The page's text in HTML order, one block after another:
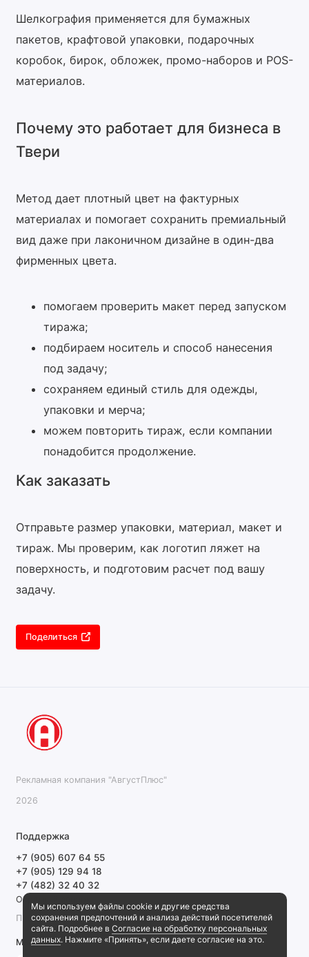
Шелкография применяется для бумажных
пакетов, крафтовой упаковки, подарочных
коробок, бирок, обложек, промо-наборов и POS-
материалов.
Почему это работает для бизнеса в
Твери
Метод дает плотный цвет на фактурных
материалах и помогает сохранить премиальный
вид даже при лаконичном дизайне в один-два
фирменных цвета.
помогаем проверить макет перед запуском
тиража;
подбираем носитель и способ нанесения
под задачу;
сохраняем единый стиль для одежды,
упаковки и мерча;
можем повторить тираж, если компании
понадобится продолжение.
Как заказать
Отправьте размер упаковки, материал, макет и
тираж. Мы проверим, как логотип ляжет на
поверхность, и подготовим расчет под вашу
задачу.
Поделиться
Мы используем файлы cookie и другие средства
сохранения предпочтений и анализа действий посетителей
сайта. Подробнее в Согласие на обработку персональных
данных. Нажмите «Принять», если даете согласие на это.
Рекламная компания "АвгустПлюс"
2026
Поддержка
+7 (905) 607 64 55
+7 (905) 129 94 18
+7 (482) 32 40 32
Обратный звонок
ПН-ПТ 9:00-18:00 СБ, ВС выходной
Мы в сети